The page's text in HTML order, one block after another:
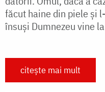
făcut haine din piele și
însuși Dumnezeu vine
citește mai mult